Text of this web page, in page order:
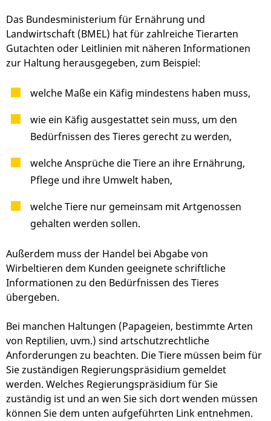
Das Bundesministerium für Ernährung und
Landwirtschaft (BMEL) hat für zahlreiche Tierarten
Gutachten oder Leitlinien mit näheren Informationen
zur Haltung herausgegeben, zum Beispiel:
welche Maße ein Käfig mindestens haben muss,
wie ein Käfig ausgestattet sein muss, um den
Bedürfnissen des Tieres gerecht zu werden,
welche Ansprüche die Tiere an ihre Ernährung,
Pflege und ihre Umwelt haben,
welche Tiere nur gemeinsam mit Artgenossen
gehalten werden sollen.
Außerdem muss der Handel bei Abgabe von
Wirbeltieren dem Kunden geeignete schriftliche
Informationen zu den Bedürfnissen des Tieres
übergeben.
Bei manchen Haltungen (Papageien, bestimmte Arten
von Reptilien, uvm.) sind artschutzrechtliche
Anforderungen zu beachten. Die Tiere müssen beim für
Sie zuständigen Regierungspräsidium gemeldet
werden. Welches Regierungspräsidium für Sie
zuständig ist und an wen Sie sich dort wenden müssen
können Sie dem unten aufgeführten Link entnehmen.